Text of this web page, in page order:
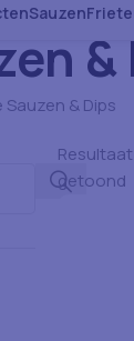
Sauzen
&
Sauzen & Dips
getoond